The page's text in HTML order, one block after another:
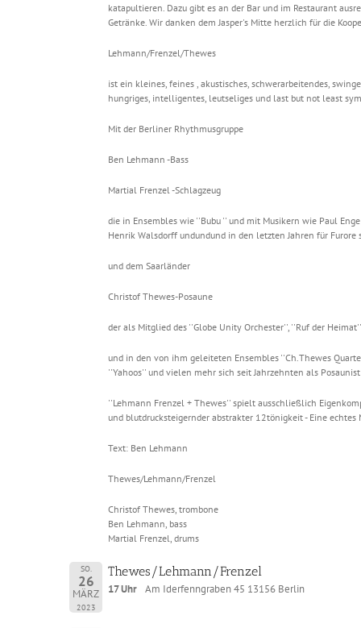
katapultieren. Dazu gibt es an der Bar und im Restaurant
Getränke. Wir danken dem Jasper's Mitte herzlich für die
Lehmann/Frenzel/Thewes
ist ein kleines, feines , akustisches, schwerarbeitendes,
hungriges, intelligentes, leutseliges und last but not least
Mit der Berliner Rhythmusgruppe
Ben Lehmann -Bass
Martial Frenzel -Schlagzeug
die in Ensembles wie ''Bubu '' und mit Musikern wie Paul
Henrik Walsdorff undundund in den letzten Jahren für Furore
und dem Saarländer
Christof Thewes-Posaune
der als Mitglied des ''Globe Unity Orchester'', ''Ruf der
und in den von ihm geleiteten Ensembles ''Ch.Thewes
''Yahoos'' und vielen mehr sich seit Jahrzehnten als
''Lehmann Frenzel + Thewes'' spielt ausschließlich
und blutdrucksteigernder abstrakter 12tönigkeit - Eine echtes
Text: Ben Lehmann
Thewes/Lehmann/Frenzel
Christof Thewes, trombone
Ben Lehmann, bass
Martial Frenzel, drums
SO.
26
MÄRZ
2023
Thewes/Lehmann/Frenzel
17 Uhr Am Iderfenngraben 45 13156 Berlin